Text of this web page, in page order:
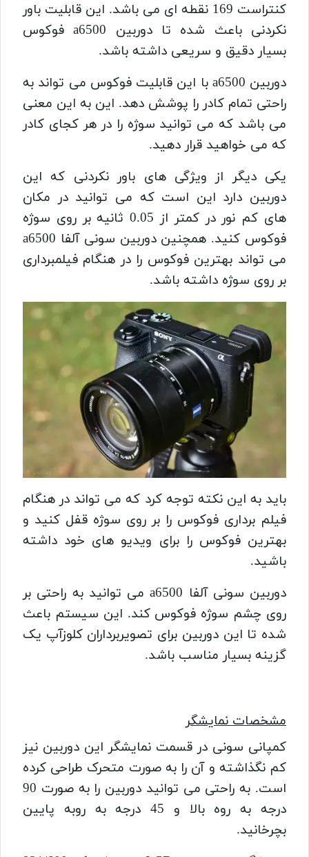
کنتراست 169 نقطه ای می باشد.
این قابلیت باور
نکردنی باعث شده تا دوربین a6500 فوکوس
بسیار دقیق و سریعی داشته باشد.
دوربین a6500 با این قابلیت فوکوس می تواند به
راحتی تمام کادر را پوشش دهد. این به این معنی
می باشد که می توانید سوژه را در هر کجای کادر
که می خواهید قرار دهید.
یکی دیگر از ویژگی های باور نکردنی که این
دوربین دارد این است که می توانید در مکان
های کم نور در کمتر از 0.05 ثانیه بر روی سوژه
فوکوس کنید.
همچنین دوربین سونی آلفا a6500
می تواند بهترین فوکوس را در هنگام فیلمبرداری
بر روی سوژه داشته باشد.
باید به این نکته توجه کرد که می تواند در هنگام
فیلم برداری فوکوس را بر روی سوژه قفل کنید و
بهترین فوکوس را برای ویدیو های خود داشته
باشید.
دوربین سونی آلفا a6500 می توانید به راحتی بر
روی چشم سوژه فوکوس کند. این سیستم باعث
شده تا این دوربین برای تصویربرداران کلوزآپ یک
گزینه بسیار مناسب باشد.
مشخصات نمایشگر
کمپانی سونی در قسمت نمایشگر این دوربین نیز
کم نگذاشته و آن را به صورت متحرک طراحی کرده
است.
به راحتی می توانید دوربین را به صورت 90
درجه به روه بالا و 45 درجه به روبه پایین
بچرخانید.